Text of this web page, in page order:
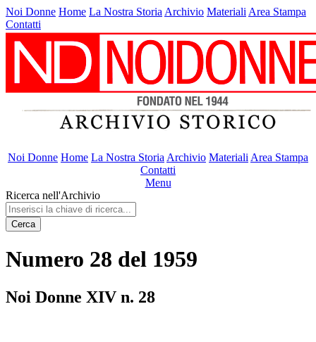
Noi Donne Home La Nostra Storia Archivio Materiali Area Stampa
Contatti
Noi Donne Home La Nostra Storia Archivio Materiali Area Stampa
Contatti
Menu
Ricerca nell'Archivio
Cerca
Numero 28 del 1959
Noi Donne XIV n. 28